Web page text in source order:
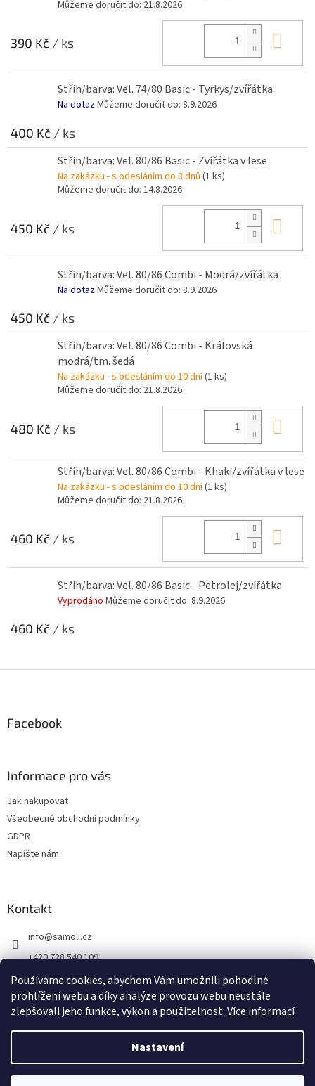
Používáme cookies, abychom Vám umožnili pohodlné
prohlížení webu a díky analýze provozu webu neustále
zlepšovali jeho funkce, výkon a použitelnost.Více informací
Nastavení
Můžeme doručit do: 21.8.2026
390 Kč / ks
Střih/barva: Vel. 74/80 Basic - Tyrkys/zvířátka
Na dotazMůžeme doručit do: 8.9.2026
400 Kč / ks
Střih/barva: Vel. 80/86 Basic - Zvířátka v lese
Na zakázku - s odesláním do 3 dnů (1 ks)
Můžeme doručit do: 14.8.2026
450 Kč / ks
Střih/barva: Vel. 80/86 Combi - Modrá/zvířátka
Na dotazMůžeme doručit do: 8.9.2026
450 Kč / ks
Střih/barva: Vel. 80/86 Combi - Královská
modrá/tm. šedá
Na zakázku - s odesláním do 10 dní(1 ks)
Můžeme doručit do: 21.8.2026
480 Kč / ks
Střih/barva: Vel. 80/86 Combi - Khaki/zvířátka v lese
Na zakázku - s odesláním do 10 dní(1 ks)
Můžeme doručit do: 21.8.2026
460 Kč / ks
Střih/barva: Vel. 80/86 Basic - Petrolej/zvířátka
Vyprodáno Můžeme doručit do: 8.9.2026
460 Kč / ks
Facebook
Informace pro vás
Jak nakupovat
Všeobecné obchodní podmínky
GDPR
Napište nám
Kontakt
info@samoli.cz
+420 728 540 109
By Samoli na FB
by_samoli
Vytvořil Shoptet